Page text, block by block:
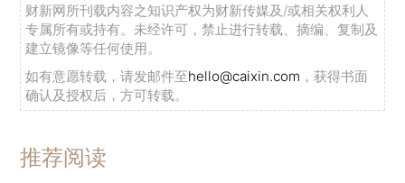
财新网所刊载内容之知识产权为财新传媒及/或相关权利人
专属所有或持有。未经许可，禁止进行转载、摘编、复制及
建立镜像等任何使用。
如有意愿转载，请发邮件至hello@caixin.com ，获得书面
确认及授权后，方可转载。
推荐阅读